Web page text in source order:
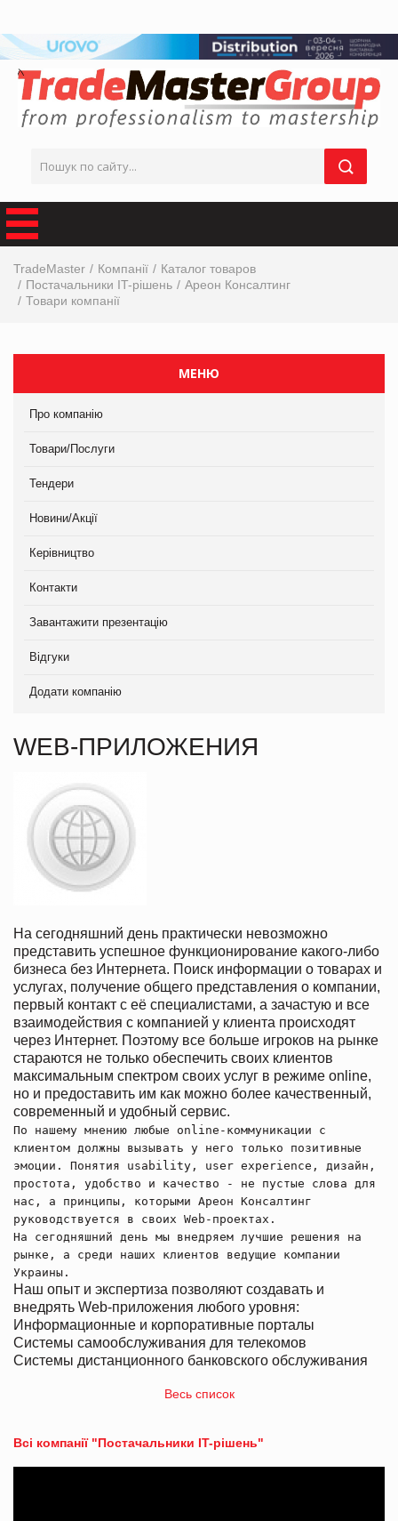
TradeMaster Компанії
Каталог товаров
Постачальники IT-рішень
Ареон Консалтинг
Товари компанії
МЕНЮ
Про компанію
Товари/Послуги
Тендери
Новини/Акції
Керівництво
Контакти
Завантажити презентацію
Відгуки
Додати компанію
WEB-ПРИЛОЖЕНИЯ
На сегодняшний день практически невозможно
представить успешное функционирование какого-либо
бизнеса без Интернета. Поиск информации о товарах и
услугах, получение общего представления о компании,
первый контакт с её специалистами, а зачастую и все
взаимодействия с компанией у клиента происходят
через Интернет. Поэтому все больше игроков на рынке
стараются не только обеспечить своих клиентов
максимальным спектром своих услуг в режиме online,
но и предоставить им как можно более качественный,
современный и удобный сервис.
По нашему мнению любые online-коммуникации с
клиентом должны вызывать у него только позитивные
эмоции. Понятия usability, user experience, дизайн,
простота, удобство и качество - не пустые слова для
нас, а принципы, которыми Ареон Консалтинг
руководствуется в своих Web-проектах.
На сегодняшний день мы внедряем лучшие решения на
рынке, а среди наших клиентов ведущие компании
Украины.
Наш опыт и экспертиза позволяют создавать и
внедрять Web-приложения любого уровня:
Информационные и корпоративные порталы
Системы самообслуживания для телекомов
Системы дистанционного банковского обслуживания
Весь список
Всі компанії "Постачальники IT-рішень"